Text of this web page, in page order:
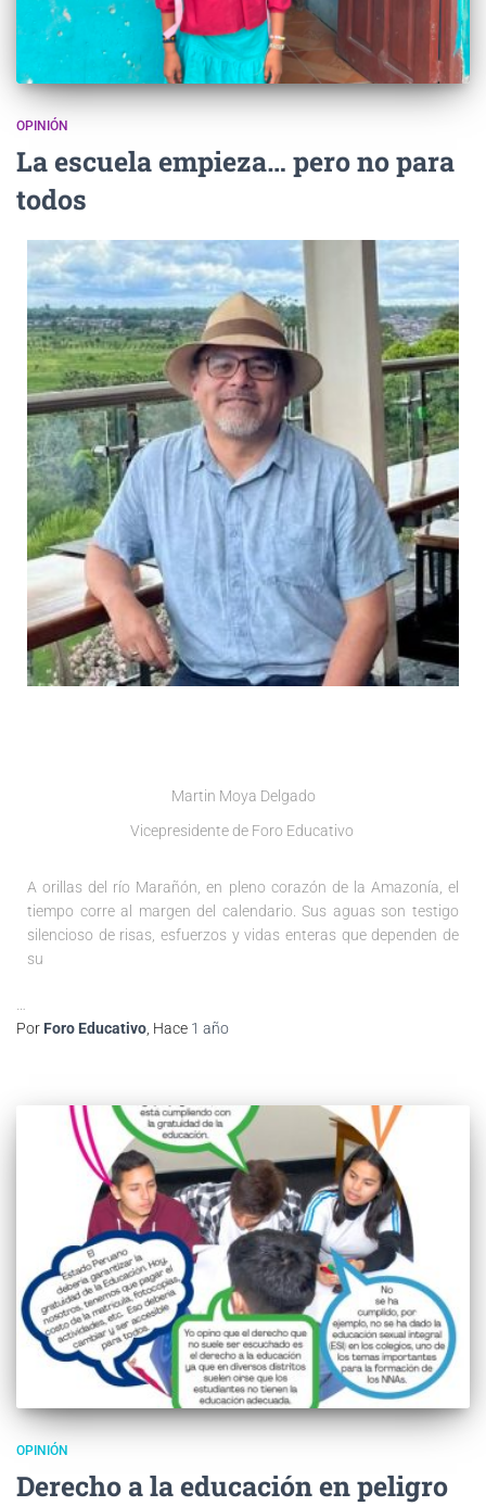
OPINIÓN
La escuela empieza… pero no para
todos
Martin Moya Delgado
Vicepresidente de Foro Educativo
A orillas del río Marañón, en pleno corazón de la Amazonía, el
tiempo corre al margen del calendario. Sus aguas son testigo
silencioso de risas, esfuerzos y vidas enteras que dependen de
su
…
Por Foro Educativo, Hace 1 año
OPINIÓN
Derecho a la educación en peligro